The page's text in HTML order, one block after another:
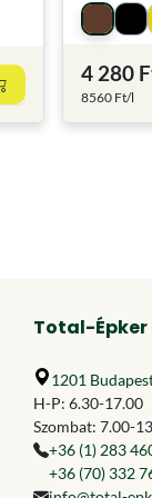
4 280
8560 Ft/l
Total-Épker
1201
H-P: 6.30-17.00
Szombat: 7.00-
+36 (1) 283
+36 (70) 332